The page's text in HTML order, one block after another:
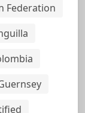
Federation